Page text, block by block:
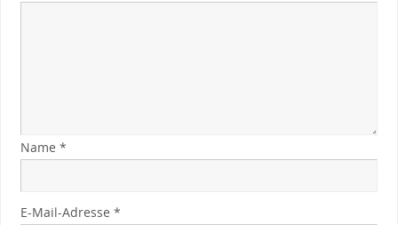
Name *
E-Mail-Adresse *